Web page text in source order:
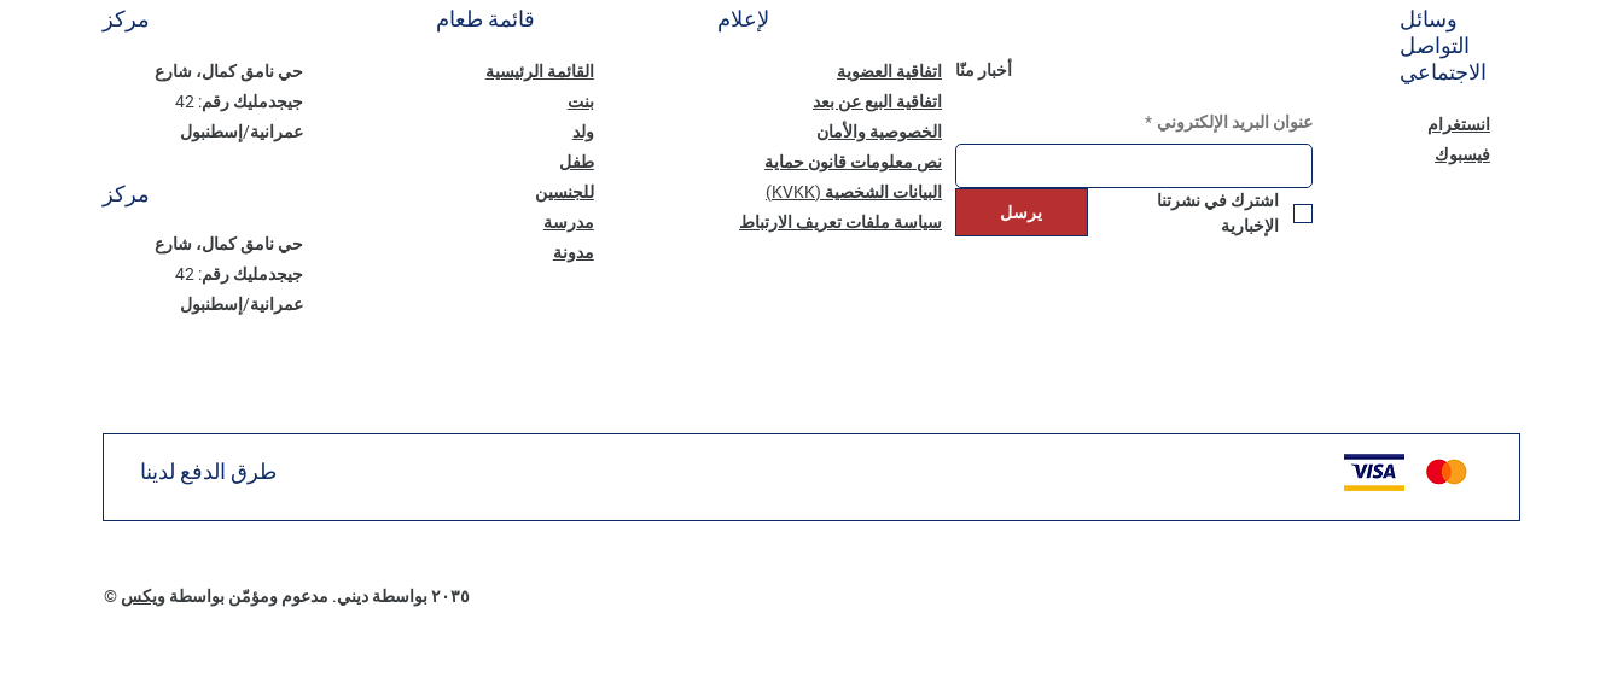
مركز
حي نامق كمال، شارع
جيجدمليك رقم: 42
عمرانية/إسطنبول
مركز
حي نامق كمال، شارع
جيجدمليك رقم: 42
عمرانية/إسطنبول
قائمة طعام
القائمة الرئيسية
بنت
ولد
طفل
للجنسين
مدرسة
مدونة
لإعلام
اتفاقية العضوية
اتفاقية البيع عن بعد
الخصوصية والأمان
نص معلومات قانون حماية
البيانات الشخصية (KVKK)
سياسة ملفات تعريف الارتباط
أخبار منّا
عنوان البريد الإلكتروني *
الإخبارية
يرسل
وسائل
التواصل
الاجتماعي
انستغرام
فيسبوك
طرق الدفع لدينا
© ٢٠٣٥ بواسطة ديني. مدعوم ومؤمّن بواسطة ويكس